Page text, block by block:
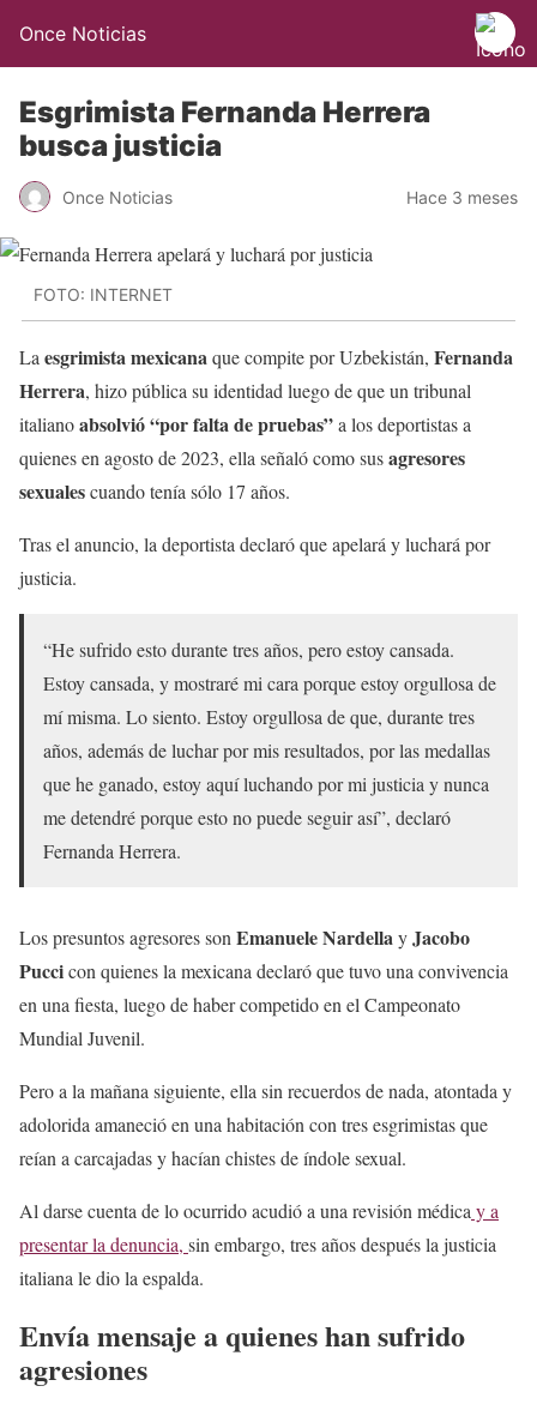
Once Noticias
Esgrimista Fernanda Herrera
busca justicia
Once Noticias Hace 3 meses
FOTO: INTERNET
La esgrimista mexicanaque compite por Uzbekistán, Fernanda
Herrera, hizo pública su identidad luego de que un tribunal
italianoabsolvió “por falta de pruebas”a los deportistas a
quienes en agosto de 2023, ella señaló como susagresores
sexualescuando tenía sólo 17 años.
Tras el anuncio, la deportista declaró que apelará y luchará por
justicia.
“He sufrido esto durante tres años, pero estoy cansada.
Estoy cansada, y mostraré mi cara porque estoy orgullosa de
mí misma. Lo siento. Estoy orgullosa de que, durante tres
años, además de luchar por mis resultados, por las medallas
que he ganado, estoy aquí luchando por mi justicia y nunca
me detendré porque esto no puede seguir así”, declaró
Fernanda Herrera.
Los presuntos agresores son Emanuele NardellayJacobo
Puccicon quienes la mexicana declaró que tuvo una convivencia
en una fiesta, luego de haber competido en el Campeonato
Mundial Juvenil.
Pero a la mañana siguiente, ella sin recuerdos de nada, atontada y
adolorida amaneció en una habitación con tres esgrimistas que
reían a carcajadas y hacían chistes de índole sexual.
Al darse cuenta de lo ocurrido acudió a una revisión médica y a
presentar la denuncia, sin embargo, tres años después la justicia
italiana le dio la espalda.
Envía mensaje a quienes han sufrido
agresiones